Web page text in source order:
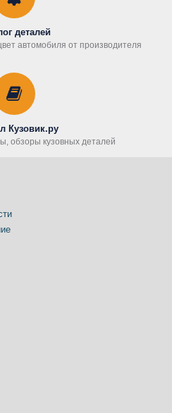
деталей
автомобиля от производителя
Кузовик.ру
обзоры кузовных деталей